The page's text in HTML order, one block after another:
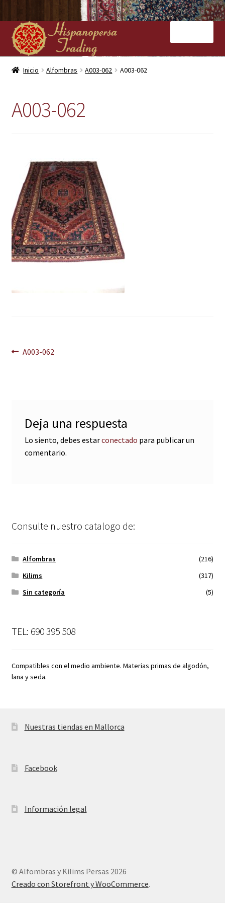
Ir
a
la
navegación
Ir
al
contenido
Inicio
Contacto
Inicio Alfombras A003-062 A003-062
A003-062
Navegación
Anterior:
A003-062
Deja una respuesta
Lo siento, debes estarconectado para publicar un
comentario.
Consulte nuestro catalogo de:
Alfombras
(216)
Kilims
(317)
Sin categoría
(5)
TEL: 690 395 508
Compatibles con el medio ambiente. Materias primas de algodón,
lana y seda.
Nuestras tiendas en Mallorca
Facebook
Información legal
© Alfombras y Kilims Persas 2026
Creado con Storefront y WooCommerce.